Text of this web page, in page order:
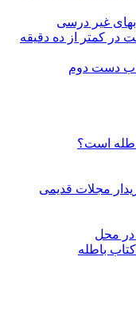
غیر درسی
در کمتر از ده دقیقه
دست دوم
است؟
مجلات قدیمی
در محل
باطله